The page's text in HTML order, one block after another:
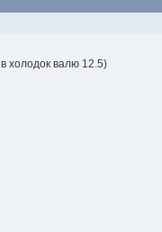
холодок валю 12.5)